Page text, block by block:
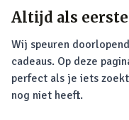
Altijd als eerste
Wij speuren
cadeaus. Op deze
perfect als je iets
nog niet heeft.